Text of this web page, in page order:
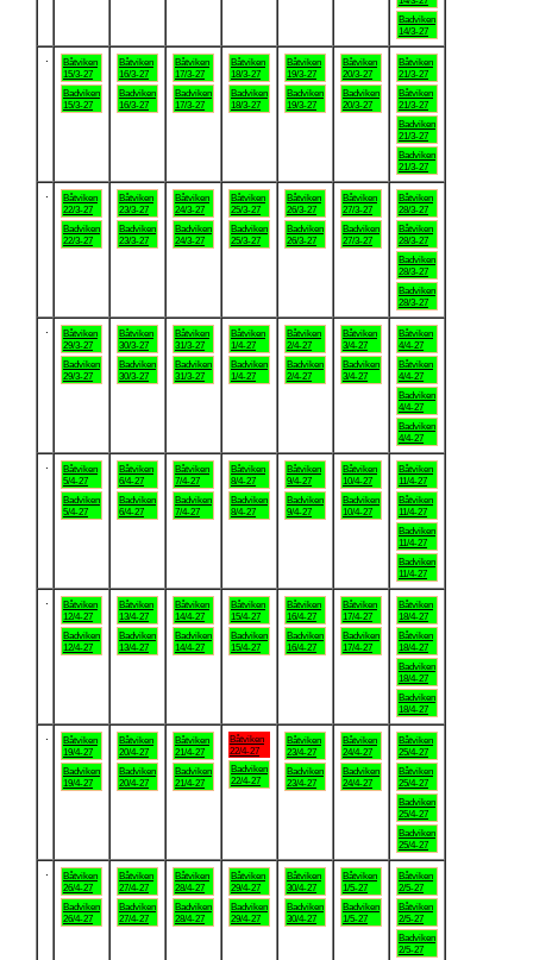
Badviken
14/3-27
Båtviken
15/3-27
Badviken
15/3-27
Båtviken
16/3-27
Badviken
16/3-27
Båtviken
17/3-27
Badviken
17/3-27
Båtviken
18/3-27
Badviken
18/3-27
Båtviken
19/3-27
Badviken
19/3-27
Båtviken
20/3-27
Badviken
20/3-27
Båtviken
21/3-27
Båtviken
21/3-27
Badviken
21/3-27
Badviken
21/3-27
Båtviken
22/3-27
Badviken
22/3-27
Båtviken
23/3-27
Badviken
23/3-27
Båtviken
24/3-27
Badviken
24/3-27
Båtviken
25/3-27
Badviken
25/3-27
Båtviken
26/3-27
Badviken
26/3-27
Båtviken
27/3-27
Badviken
27/3-27
Båtviken
28/3-27
Båtviken
28/3-27
Badviken
28/3-27
Badviken
28/3-27
Båtviken
29/3-27
Badviken
29/3-27
Båtviken
30/3-27
Badviken
30/3-27
Båtviken
31/3-27
Badviken
31/3-27
Båtviken
1/4-27
Badviken
1/4-27
Båtviken
2/4-27
Badviken
2/4-27
Båtviken
3/4-27
Badviken
3/4-27
Båtviken
4/4-27
Båtviken
4/4-27
Badviken
4/4-27
Badviken
4/4-27
Båtviken
5/4-27
Badviken
5/4-27
Båtviken
6/4-27
Badviken
6/4-27
Båtviken
7/4-27
Badviken
7/4-27
Båtviken
8/4-27
Badviken
8/4-27
Båtviken
9/4-27
Badviken
9/4-27
Båtviken
10/4-27
Badviken
10/4-27
Båtviken
11/4-27
Båtviken
11/4-27
Badviken
11/4-27
Badviken
11/4-27
Båtviken
12/4-27
Badviken
12/4-27
Båtviken
13/4-27
Badviken
13/4-27
Båtviken
14/4-27
Badviken
14/4-27
Båtviken
15/4-27
Badviken
15/4-27
Båtviken
16/4-27
Badviken
16/4-27
Båtviken
17/4-27
Badviken
17/4-27
Båtviken
18/4-27
Båtviken
18/4-27
Badviken
18/4-27
Badviken
18/4-27
Båtviken
19/4-27
Badviken
19/4-27
Båtviken
20/4-27
Badviken
20/4-27
Båtviken
21/4-27
Badviken
21/4-27
Båtviken
22/4-27
Badviken
22/4-27
Båtviken
23/4-27
Badviken
23/4-27
Båtviken
24/4-27
Badviken
24/4-27
Båtviken
25/4-27
Båtviken
25/4-27
Badviken
25/4-27
Badviken
25/4-27
Båtviken
26/4-27
Badviken
26/4-27
Båtviken
27/4-27
Badviken
27/4-27
Båtviken
28/4-27
Badviken
28/4-27
Båtviken
29/4-27
Badviken
29/4-27
Båtviken
30/4-27
Badviken
30/4-27
Båtviken
1/5-27
Badviken
1/5-27
Båtviken
2/5-27
Båtviken
2/5-27
Badviken
2/5-27